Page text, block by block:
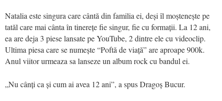
Natalia este singura care cântă din familia ei, deși îl moștenește pe
tatăl care mai cânta în tinerețe fie singur, fie cu formații. La 12 ani,
ea are deja 3 piese lansate pe YouTube, 2 dintre ele cu videoclip.
Ultima piesa care se numește “Poftă de viață” are aproape 900k.
Anul viitor urmeaza sa lanseze un album rock cu bandul ei.
„Nu cânți ca și cum ai avea 12 ani”, a spus Dragoș Bucur.